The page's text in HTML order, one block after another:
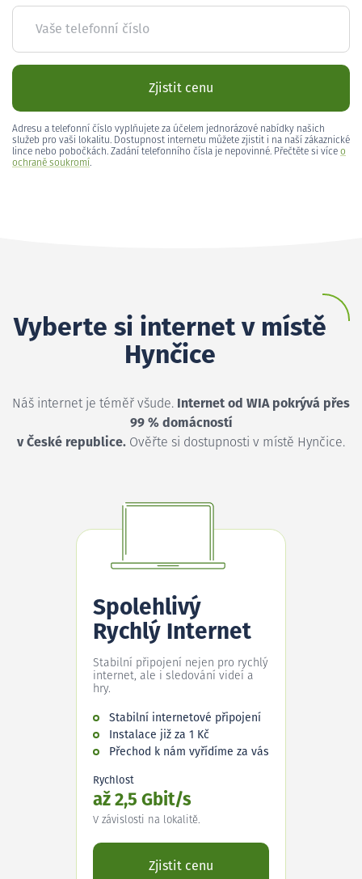
Vaše telefonní číslo
Zjistit cenu
Adresu a telefonní číslo vyplňujete za účelem jednorázové nabídky našich
služeb pro vaši lokalitu. Dostupnost internetu můžete zjistit i na naší zákaznické
lince nebo pobočkách. Zadání telefonního čísla je nepovinné. Přečtěte si více o
ochraně soukromí.
Vyberte si internet v místě
Hynčice
Náš internet je téměř všude. Internet od WIA pokrývá přes
99 % domácností
v České republice. Ověřte si dostupnosti v místě Hynčice.
Spolehlivý
Rychlý Internet
Stabilní připojení nejen pro rychlý
internet, ale i sledování videí a
hry.
Stabilní internetové připojení
Instalace již za 1 Kč
Přechod k nám vyřídíme za vás
Rychlost
až 2,5 Gbit/s
V závislosti na lokalitě.
Zjistit cenu